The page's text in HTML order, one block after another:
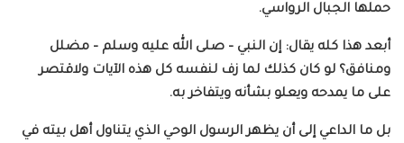
حملها الجبال الرواسي.
أبعد هذا كله يقال: إن النبي – صلى الله عليه وسلم – مضلل
ومنافق؟ لو كان كذلك لما زف لنفسه كل هذه الآيات ولاقتصر
على ما يمدحه ويعلو بشأنه ويتفاخر به.
بل ما الداعي إلى أن يظهر الرسول الوحي الذي يتناول أهل بيته في